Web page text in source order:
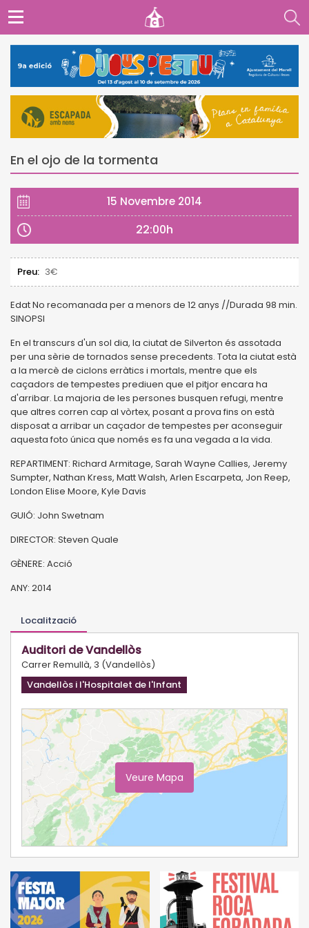
En el ojo de la tormenta
15 Novembre 2014
22:00h
Preu: 3€
Edat No recomanada per a menors de 12 anys //Durada 98 min.
SINOPSI
En el transcurs d'un sol dia, la ciutat de Silverton és assotada
per una sèrie de tornados sense precedents. Tota la ciutat està
a la mercè de ciclons erràtics i mortals, mentre que els
caçadors de tempestes prediuen que el pitjor encara ha
d'arribar. La majoria de les persones busquen refugi, mentre
que altres corren cap al vòrtex, posant a prova fins on està
disposat a arribar un caçador de tempestes per aconseguir
aquesta foto única que només es fa una vegada a la vida.
REPARTIMENT: Richard Armitage, Sarah Wayne Callies, Jeremy
Sumpter, Nathan Kress, Matt Walsh, Arlen Escarpeta, Jon Reep,
London Elise Moore, Kyle Davis
GUIÓ: John Swetnam
DIRECTOR: Steven Quale
GÈNERE: Acció
ANY: 2014
Localització
Auditori de Vandellòs
Carrer Remullà, 3 (Vandellòs)
Vandellòs i l'Hospitalet de l'Infant
Veure Mapa